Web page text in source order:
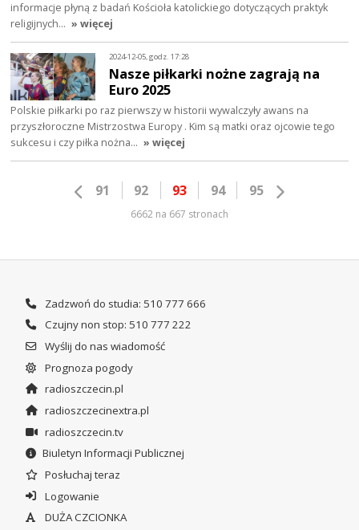
informacje płyną z badań Kościoła katolickiego dotyczących praktyk
religijnych… » więcej
2024-12-05, godz. 17:28
Nasze piłkarki nożne zagrają na
Euro 2025
Polskie piłkarki po raz pierwszy w historii wywalczyły awans na
przyszłoroczne Mistrzostwa Europy . Kim są matki oraz ojcowie tego
sukcesu i czy piłka nożna… » więcej
91 92 93 94 95
6662 na 667 stronach
Zadzwoń do studia: 510 777 666
Czujny non stop: 510 777 222
Wyślij do nas wiadomość
Prognoza pogody
radioszczecin.pl
radioszczecinextra.pl
radioszczecin.tv
Biuletyn Informacji Publicznej
Posłuchaj teraz
Logowanie
DUŻA CZCIONKA